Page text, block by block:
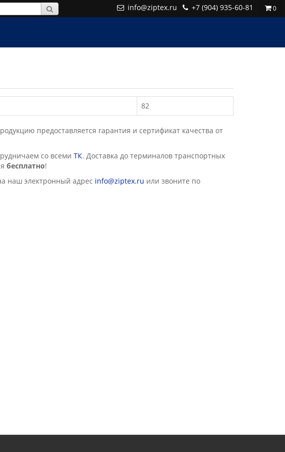
info@ziptex.ru +7 (904) 935-60-81 0
82
предоставляется гарантия и сертификат качества от
со всеми ТК. Доставка до терминалов транспортных
бесплатно!
наш электронный адрес info@ziptex.ru или звоните по